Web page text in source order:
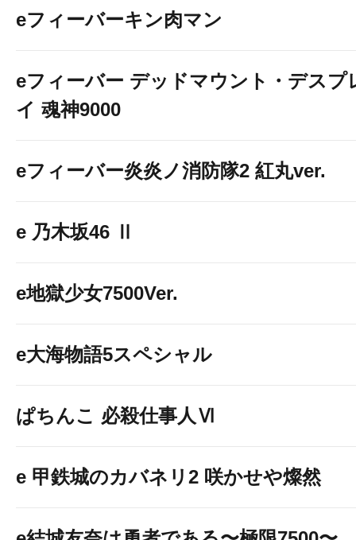
eフィーバーキン肉マン
eフィーバー デッドマウント・デスプ
イ 魂神9000
eフィーバー炎炎ノ消防隊2 紅丸ver.
e 乃木坂46 Ⅱ
e地獄少女7500Ver.
e大海物語5スペシャル
ぱちんこ 必殺仕事人Ⅵ
e 甲鉄城のカバネリ2 咲かせや燦然